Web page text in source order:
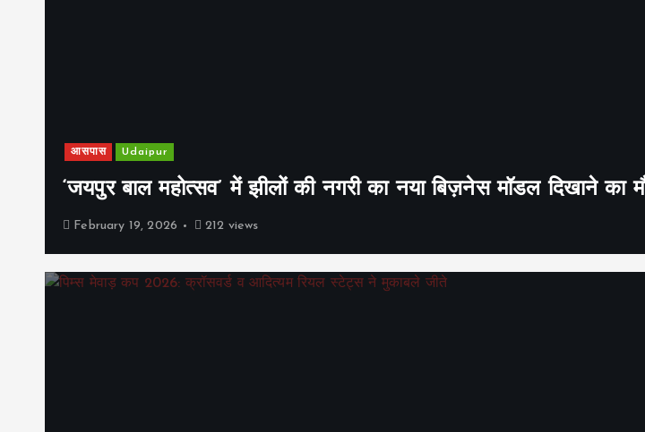
आसपास Udaipur
‘जयपुर बाल महोत्सव’ में झीलों की नगरी का नया बिज़नेस मॉडल दिखाने का
February 19, 2026 212 views